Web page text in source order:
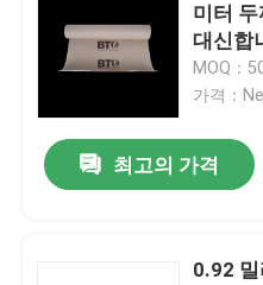
크라프트 지 바닥 보호
논문을 커버하는 구조 바
미터
대신합
MOQ：
가격：
최고의 가격
0.92